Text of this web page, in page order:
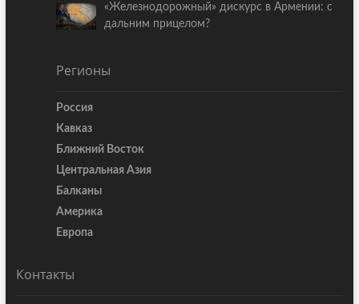
«Железнодорожный» дискурс в Армении: с
дальним прицелом?
Регионы
Россия
Кавказ
Ближний Восток
Центральная Азия
Балканы
Америка
Европа
Контакты